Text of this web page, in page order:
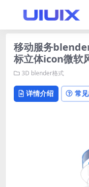
移动服务
标立体icon微软
3D blender格式
详情介绍 常